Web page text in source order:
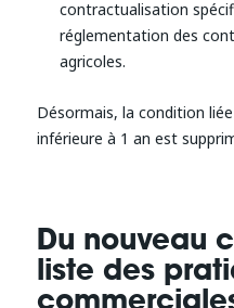
contractualisation
réglementation des
agricoles.
Désormais, la condition
inférieure à 1 an est
Du nouveau
liste des